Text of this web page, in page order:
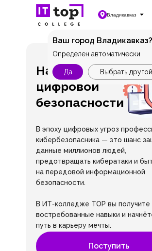
Владикавказ
Ваш город Владикавказ?
Да Выбрать другой
Определен автоматически
В эпоху цифровых угроз
кибербезопасника — это шанс
данные миллионов людей,
предотвращать кибератаки и
на передовой информационной
безопасности.
В ИТ-колледже TOP вы получите
востребованные навыки и
путь в карьеру мечты.
На страже
цифровой
безопасности
Поступить